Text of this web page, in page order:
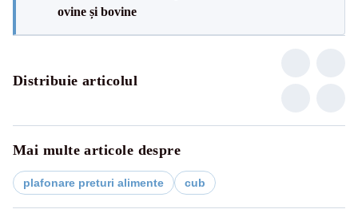
ovine și bovine
Distribuie articolul
Mai multe articole despre
plafonare preturi alimente cub